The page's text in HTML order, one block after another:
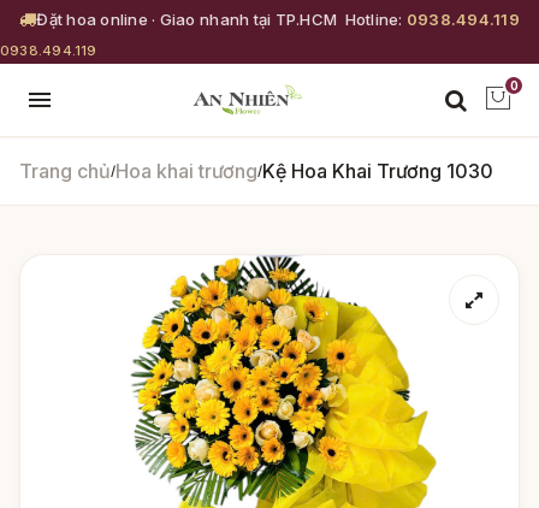
Đặt hoa online · Giao nhanh tại TP.HCM Hotline: 0938.494.119
0938.494.119
0
Trang chủ/Hoa khai trương/Kệ Hoa Khai Trương 1030